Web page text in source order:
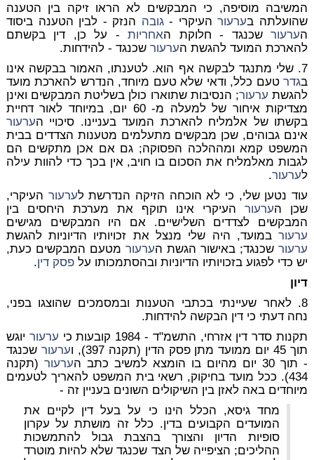
המשיבה מוסיפה, כי המבקשים לא הראו זיקה בין הטענה
שהועלתה בערעורהעיקרי -גובה הנזק - לבין הטענה ביסוד
הערעורשכנגד - חלוקת האחריות- על כן, דין בקשתם
להארכת המועד להגשת הערעורשכנגד - להידחות.
7. שלי מתנגד לבקשה אף הוא. לטענתו, האמור בבקשה אינו
בגדרטעם כלל, ודאי שלא טעם מיוחד, הנדרש להארכת מועד
להגשת ערעור; הנסיבות שתוארו כולן בשליטת המבקשים ואינן
מצדיקות איחור של למעלה מ- 60 יום, במיוחד לאור דחיית
בקשתו של אלמליח להארכת המועד בעניינו. סיכויי הערעור
אינם גבוהים, שכן מבקשים מתעלמים מטענות הצדדים בבית
המשפט קמא ומההלכה הפסוקה; גם אם אכן מתקשים הם
לגבות מאלמליח את הסכום בו חויב, אין בכך כדי להוות עילה
לערעור.
עוד נטען שלי, כי לא הוכחה הזיקה הנדרשת לערעור העיקרי,
שכן הערעורהעיקרי אינו תוקף את מערכת היחסים בין
המבקשים לצדדים השלישיים. אם היו המבקשים מגישים
ערעורבמועד, היה שלי מנצל את זכויותיו הדיוניות להגשת
ערעורשכנגד; באישור הגשת הערעור מטעם המבקשים כעת,
יש כדי לפגוע בזכויותיו הדיוניות ובהסתמכותו על פסק דין.
דיון
8. לאחר שעיינתי בכתבי הטענות ובמסמכים שהוצגו בפני,
נחה דעתי כי דין הבקשה להידחות.
תקנות סדר דין אזרחי, התשמ"ד - 1984 קובעות כי
ערעור יוגש
תוך 45 יום ממועד מתן פסק הדין (תקנה 397), ו
ערעור שכנגד
- תוך 30 יום מהיום בו הומצא למשיב כתב ה
ערעור (תקנה
434). ככל מועד בחיקוק, רשאי בית המשפט להאריך לטעמים
מיוחדים באה לאזן בין השיקולים השונים בעניין זה -
מחד גיסא, הכלל הינו כי על בעל דין לקיים את
המועדים הקבועים בדין. כלל זה מושתת על עקרון
סופיות הדיון והצורך בהצבת גבול להתמשכות
ההליכים; הציפייה של הצד שכנגד שלא להיות מוטרד